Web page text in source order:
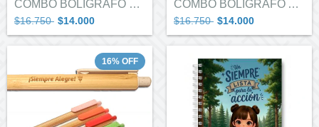
COMBO BOLIGRAFO GUIAS EN CARAVANA X5
$16.750 $14.000
COMBO BOLIGRAFO ALITAS X 5
$16.750 $14.000
16% OFF